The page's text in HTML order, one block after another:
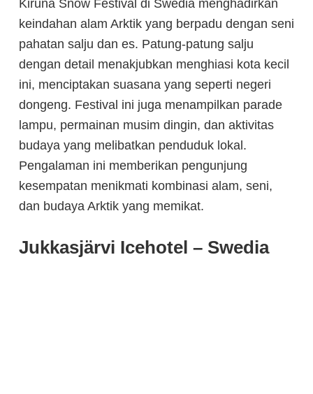
Kiruna Snow Festival di Swedia menghadirkan
keindahan alam Arktik yang berpadu dengan seni
pahatan salju dan es. Patung-patung salju
dengan detail menakjubkan menghiasi kota kecil
ini, menciptakan suasana yang seperti negeri
dongeng. Festival ini juga menampilkan parade
lampu, permainan musim dingin, dan aktivitas
budaya yang melibatkan penduduk lokal.
Pengalaman ini memberikan pengunjung
kesempatan menikmati kombinasi alam, seni,
dan budaya Arktik yang memikat.
Jukkasjärvi Icehotel – Swedia